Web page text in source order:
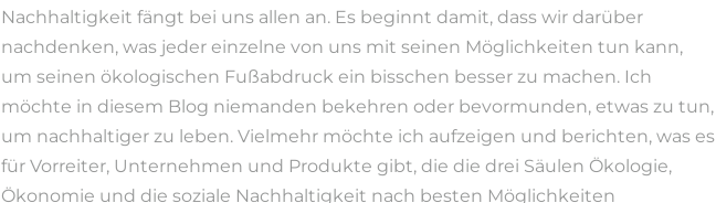
Nachhaltigkeit fängt bei uns allen an. Es beginnt damit, dass wir darüber
nachdenken, was jeder einzelne von uns mit seinen Möglichkeiten tun kann,
um seinen ökologischen Fußabdruck ein bisschen besser zu machen. Ich
möchte in diesem Blog niemanden bekehren oder bevormunden, etwas zu tun,
um nachhaltiger zu leben. Vielmehr möchte ich aufzeigen und berichten, was es
für Vorreiter, Unternehmen und Produkte gibt, die die drei Säulen Ökologie,
Ökonomie und die soziale Nachhaltigkeit nach besten Möglichkeiten